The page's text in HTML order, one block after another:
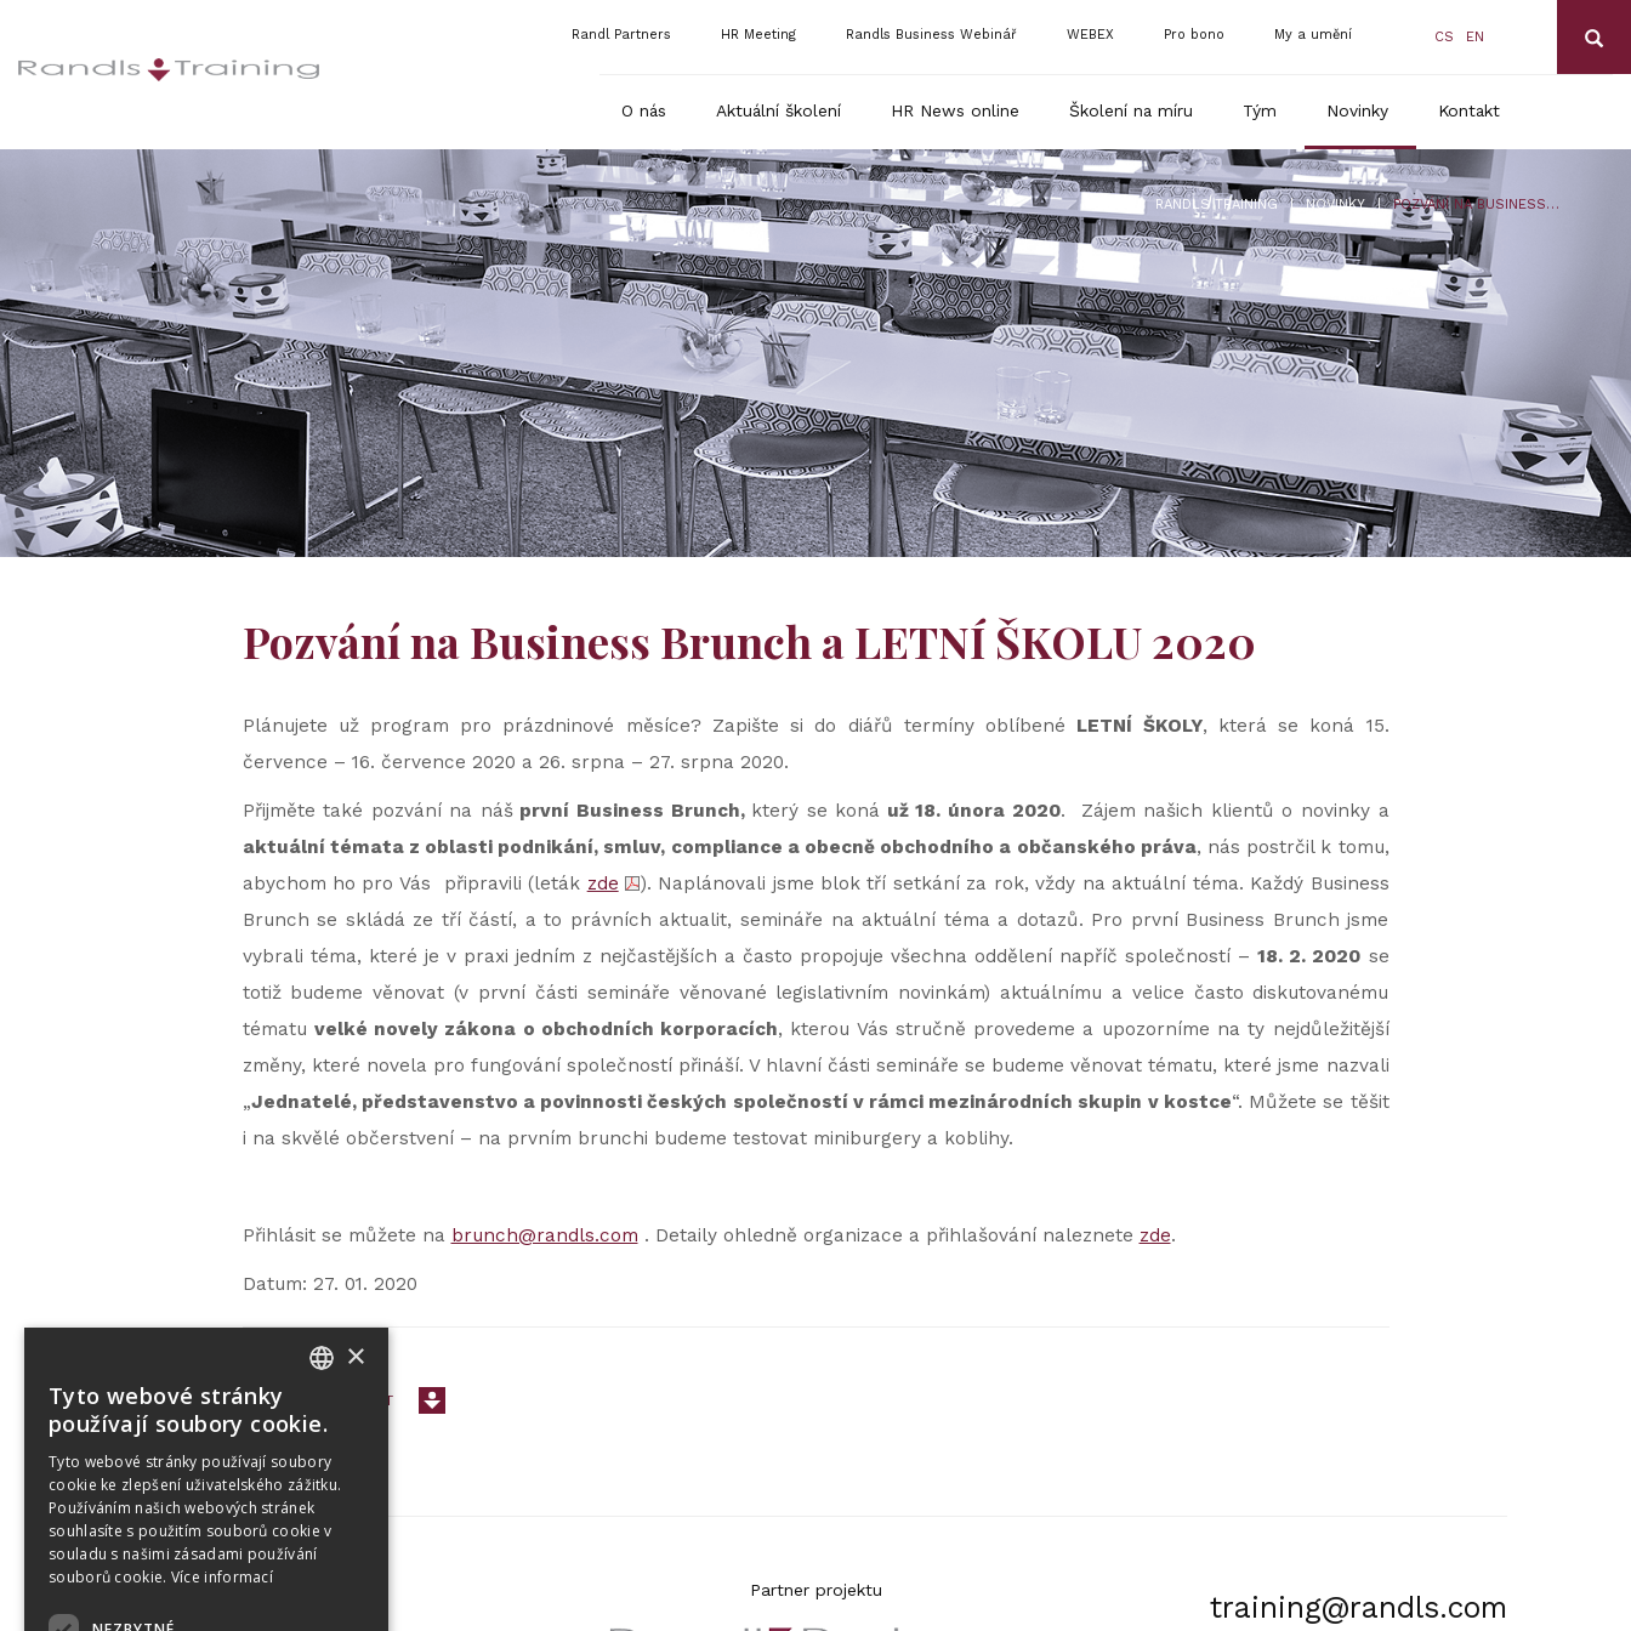
CS EN
Randl Partners HR Meeting Randls Business Webinář WEBEX Pro bono My a umění
O nás Aktuální školení HR News online Školení na míru Tým Novinky Kontakt
RANDLS TRAINING | NOVINKY | POZVÁNÍ NA BUSINESS BRUNCH A LETNÍ ŠKOLU 2020
Pozvání na Business Brunch a LETNÍ ŠKOLU 2020
Plánujete už program pro prázdninové měsíce? Zapište si do diářů termíny oblíbené LETNÍ ŠKOLY, která se koná 15.
července – 16. července 2020 a 26. srpna – 27. srpna 2020.
Přijměte také pozvání na nášprvní Business Brunch, který se koná už 18. února 2020. Zájem našich klientů o novinky a
aktuální témata z oblasti podnikání, smluv, compliance a obecně obchodního a občanského práva, nás postrčil k tomu,
abychom ho pro Vás připravili (leták zde
). Naplánovali jsme blok tří setkání za rok, vždy na aktuální téma. Každý Business
Brunch se skládá ze tří částí, a to právních aktualit, semináře na aktuální téma a dotazů. Pro první Business Brunch jsme
vybrali téma, které je v praxi jedním z nejčastějších a často propojuje všechna oddělení napříč společností –18. 2. 2020 se
totiž budeme věnovat (v první části semináře věnované legislativním novinkám) aktuálnímu a velice často diskutovanému
tématu velké novely zákona o obchodních korporacích, kterou Vás stručně provedeme a upozorníme na ty nejdůležitější
změny, které novela pro fungování společností přináší. V hlavní části semináře se budeme věnovat tématu, které jsme nazvali
„Jednatelé, představenstvo a povinnosti českých společností v rámci mezinárodních skupin v kostce“. Můžete se těšit
i na skvělé občerstvení – na prvním brunchi budeme testovat miniburgery a koblihy.
Přihlásit se můžete na brunch@randls.com . Detaily ohledně organizace a přihlašování naleznete zde.
Datum: 27. 01. 2020
< PŘEJÍT ZPĚT
Partner projektu training@randls.com
×
Tyto webové stránky
používají soubory cookie.
Tyto webové stránky používají soubory
cookie ke zlepšení uživatelského zážitku.
Používáním našich webových stránek
souhlasíte s použitím souborů cookie v
souladu s našimi zásadami používání
souborů cookie. Více informací